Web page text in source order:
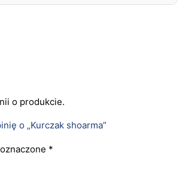
o produkcie.
o „Kurczak shoarma”
*